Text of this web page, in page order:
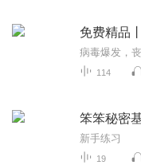
114
笨笨秘密
新手练习
19